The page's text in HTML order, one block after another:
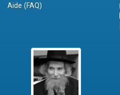
Aide (FAQ)